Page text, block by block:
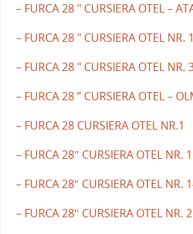
– FURCA 28 " CURSIERA OTEL –
– FURCA 28 " CURSIERA OTEL NR.
– FURCA 28 " CURSIERA OTEL NR.
– FURCA 28 ” CURSIERA OTEL –
– FURCA 28 CURSIERA OTEL NR.1
– FURCA 28″ CURSIERA OTEL NR.
– FURCA 28″ CURSIERA OTEL NR.
– FURCA 28″ CURSIERA OTEL NR. 2